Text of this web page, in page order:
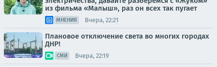
из фильма «Малыш», раз он всех так пугает
МНЕНИЯ Вчера, 22:21
Плановое отключение света во многих городах
ДНР!
СМИ Вчера, 22:19